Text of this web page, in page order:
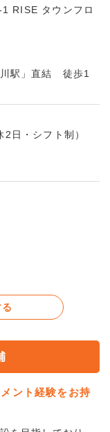
RISE タウンフロ
駅」直結 徒歩1
日・シフト制）
ント経験をお持